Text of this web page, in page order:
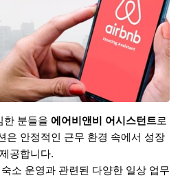
한 분들을 에어비앤비 어시스턴트로
은 안정적인 근무 환경 속에서 성장
공합니다.
소 운영과 관련된 다양한 일상 업무